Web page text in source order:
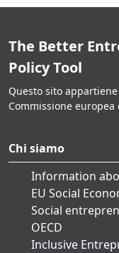
The Better
Policy Tool
Questo sito
Commissione europea
Chi siamo
Information
EU Social
Social
OECD
Inclusive